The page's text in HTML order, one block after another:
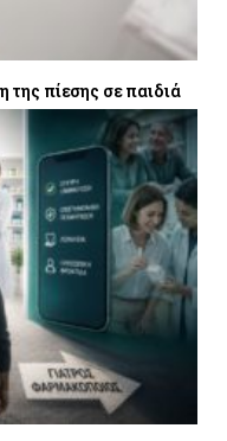
της πίεσης σε παιδιά